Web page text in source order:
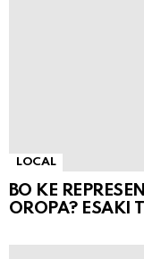
LOCAL
BO KE
OROPA? ESAKI